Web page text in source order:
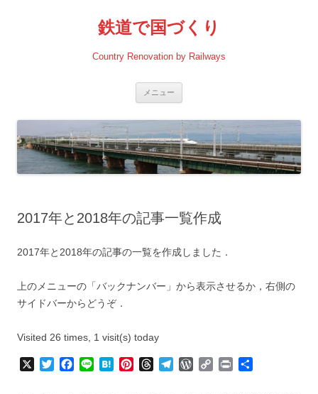
鉄道で国づくり
Country Renovation by Railways
メニュー
2017年と2018年の記事一覧作成
2017年と2018年の記事の一覧を作成しました．
上のメニューの「バックナンバー」から表示させるか，右側の
サイドバーからどうぞ．
Visited 26 times, 1 visit(s) today
H
W
C